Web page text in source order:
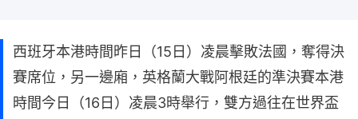
西班牙本港時間昨日（15日）凌晨擊敗法國，奪得決
賽席位，另一邊廂，英格蘭大戰阿根廷的準決賽本港
時間今日（16日）凌晨3時舉行，雙方過往在世界盃